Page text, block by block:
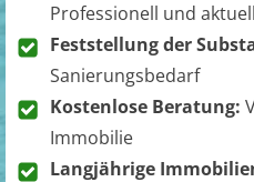
Professionell und aktuell
Feststellung der
Sanierungsbedarf
Kostenlose Beratung:
Immobilie
Langjährige